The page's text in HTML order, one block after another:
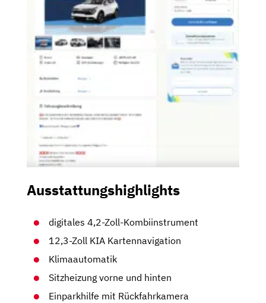
Ausstattungshighlights
digitales 4,2-Zoll-Kombiinstrument
12,3-Zoll KIA Kartennavigation
Klimaautomatik
Sitzheizung vorne und hinten
Einparkhilfe mit Rückfahrkamera